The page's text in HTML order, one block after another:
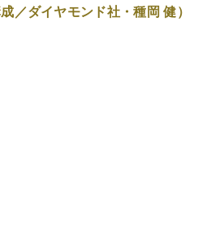
／ダイヤモンド社・種岡 健）